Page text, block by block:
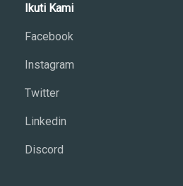
Ikuti Kami
Facebook
Instagram
Twitter
Linkedin
Discord